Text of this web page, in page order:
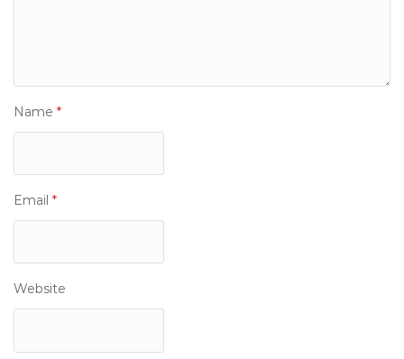
Name *
Email *
Website